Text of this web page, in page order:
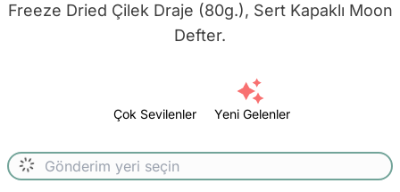
Freeze Dried Çilek Draje (80g.), Sert Kapaklı Moon
Defter.
Çok Sevilenler Yeni Gelenler